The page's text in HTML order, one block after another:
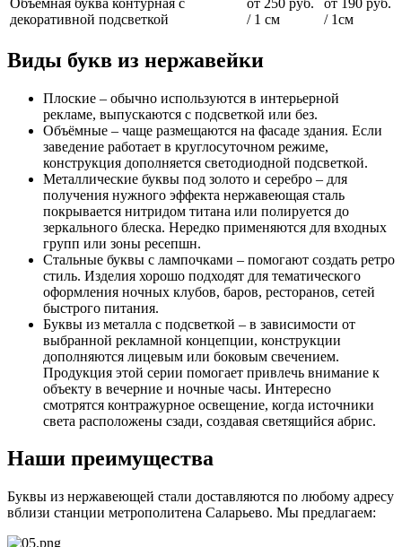
декоративной подсветкой
/ 1 см
/ 1см
Виды букв из нержавейки
Плоские – обычно используются в интерьерной
рекламе, выпускаются с подсветкой или без.
Объёмные – чаще размещаются на фасаде здания. Если
заведение работает в круглосуточном режиме,
конструкция дополняется светодиодной подсветкой.
Металлические буквы под золото и серебро – для
получения нужного эффекта нержавеющая сталь
покрывается нитридом титана или полируется до
зеркального блеска. Нередко применяются для входных
групп или зоны ресепшн.
Стальные буквы с лампочками – помогают создать ретро
стиль. Изделия хорошо подходят для тематического
оформления ночных клубов, баров, ресторанов, сетей
быстрого питания.
Буквы из металла с подсветкой – в зависимости от
выбранной рекламной концепции, конструкции
дополняются лицевым или боковым свечением.
Продукция этой серии помогает привлечь внимание к
объекту в вечерние и ночные часы. Интересно
смотрятся контражурное освещение, когда источники
света расположены сзади, создавая светящийся абрис.
Наши преимущества
Буквы из нержавеющей стали доставляются по любому адресу
вблизи станции метрополитена Саларьево. Мы предлагаем: